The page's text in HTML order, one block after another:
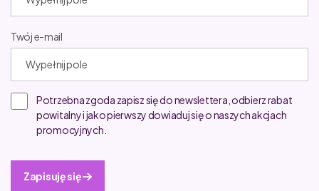
Twój e-mail
Potrzebna zgoda zapisz się do newslettera, odbierz rabat
powitalny i jako pierwszy dowiaduj się o naszych akcjach
promocyjnych.
Zapisuję się